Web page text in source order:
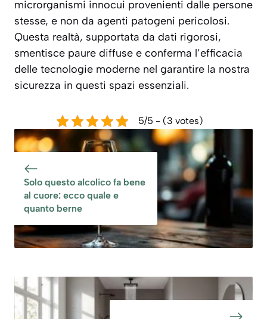
microrganismi innocui provenienti dalle persone
stesse, e non da agenti patogeni pericolosi.
Questa realtà, supportata da dati rigorosi,
smentisce paure diffuse e conferma l’efficacia
delle tecnologie moderne nel garantire la nostra
sicurezza in questi spazi essenziali.
5/5 - (3 votes)
Solo questo alcolico fa bene
al cuore: ecco quale e
quanto berne